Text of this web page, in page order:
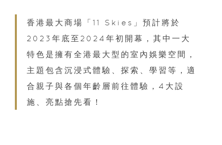
香港最大商場「11 Skies」預計將於
2023年底至2024年初開幕，其中一大
特色是擁有全港最大型的室內娛樂空間，
主題包含沉浸式體驗、探索、學習等，適
合親子與各個年齡層前往體驗，4大設
施、亮點搶先看！